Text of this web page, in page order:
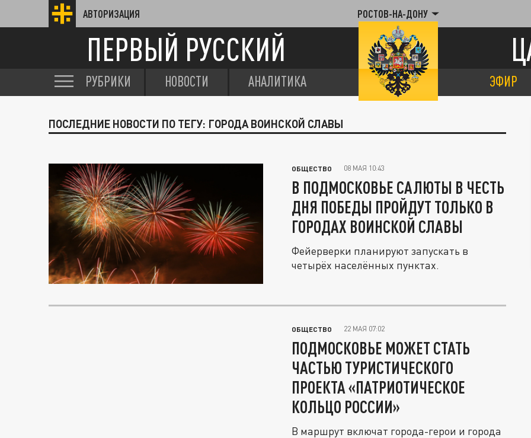
АВТОРИЗАЦИЯ РОСТОВ-НА-ДОНУ
ПЕРВЫЙ РУССКИЙ
РУБРИКИ НОВОСТИ АНАЛИТИКА ЭФИР
ПОСЛЕДНИЕ НОВОСТИ ПО ТЕГУ: ГОРОДА ВОИНСКОЙ СЛАВЫ
ОБЩЕСТВО 08 МАЯ 10:43
В ПОДМОСКОВЬЕ САЛЮТЫ В ЧЕСТЬ
ДНЯ ПОБЕДЫ ПРОЙДУТ ТОЛЬКО В
ГОРОДАХ ВОИНСКОЙ СЛАВЫ
Фейерверки планируют запускать в
четырёх населённых пунктах.
ОБЩЕСТВО 22 МАЯ 07:02
ПОДМОСКОВЬЕ МОЖЕТ СТАТЬ
ЧАСТЬЮ ТУРИСТИЧЕСКОГО
ПРОЕКТА «ПАТРИОТИЧЕСКОЕ
КОЛЬЦО РОССИИ»
В маршрут включат города-герои и города